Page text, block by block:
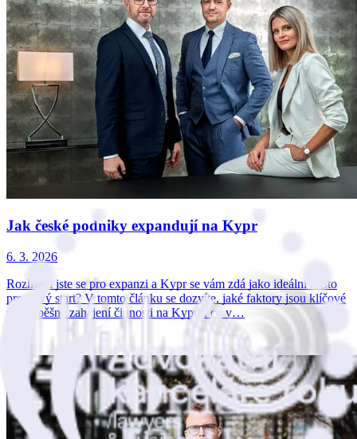
Jak české podniky expandují na Kypr
6. 3. 2026
Rozhodli jste se pro expanzi a Kypr se vám zdá jako ideální místo
pro nový start? V tomto článku se dozvíte, jaké faktory jsou klíčové
pro úspěšné zahájení činnosti na Kypru, co v…